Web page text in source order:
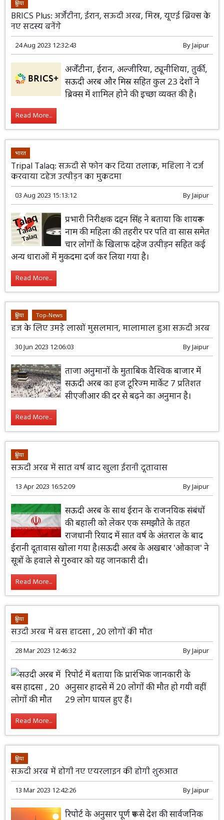
दुनिया
BRICS Plus: अर्जेंटीना, ईरान, सऊदी अरब, मिस्र, यूएई ब्रिक्स के
नए सदस्य बनेंगे
24 Aug 2023 12:32:43 ByJaipur
अर्जेंटीना, ईरान, अल्जीरिया, ट्यूनीशिया, तुर्की,
सऊदी अरब और मिस्र सहित कुल 23 देशों ने
ब्रिक्स में शामिल होने की इच्छा व्यक्त की है।
Read More...
भारत
Tripal Talaq: सऊदी से फोन कर दिया तलाक, महिला ने दर्ज
करवाया दहेज उत्पीड़न का मुकदमा
03 Aug 2023 15:13:12 ByJaipur
प्रभारी निरीक्षक दद्दन सिंह ने बताया कि शायरून
नाम की महिला की तहरीर पर पति वा सास समेत
चार लोगों के खिलाफ दहेज उत्पीड़न सहित कई
अन्य धाराओं में मुकदमा दर्ज कर लिया गया है।
Read More...
दुनिया Top-News
हज के लिए उमड़े लाखों मुसलमान, मालामाल हुआ सऊदी अरब
30 Jun 2023 12:06:03 ByJaipur
ताजा अनुमानों के मुताबिक वैश्विक बाजार में
सऊदी अरब का हज टूरिज्म मार्केट 7 प्रतिशत
सीएजीआर की दर से बढ़ने का अनुमान है।
Read More...
दुनिया
सऊदी अरब में सात वर्ष बाद खुला ईरानी दूतावास
13 Apr 2023 16:52:09 ByJaipur
सऊदी अरब के साथ ईरान के राजनयिक संबंधों
की बहाली को लेकर एक समझौते के तहत
राजधानी रियाद में सात वर्ष के अंतराल के बाद
ईरानी दूतावास खोला गया है।सऊदी अरब के अखबार 'ओकाज' ने
सूत्रों के हवाले से गुरुवार को यह जानकारी दी।
Read More...
दुनिया
सउदी अरब में बस हादसा , 20 लोगों की मौत
28 Mar 2023 12:46:32 ByJaipur
रिपोर्ट में बताया कि प्रारंभिक जानकारी के
अनुसार हादसे में 20 लोगों की मौत हो गयी वहीं
29 लोग घायल हुए हैं।
Read More...
दुनिया
सऊदी अरब में होगी नए एयरलाइन की होगी शुरुआत
13 Mar 2023 12:42:26 ByJaipur
रिपोर्ट के अनुसार पूर्ण रूप से देश की सार्वजनिक